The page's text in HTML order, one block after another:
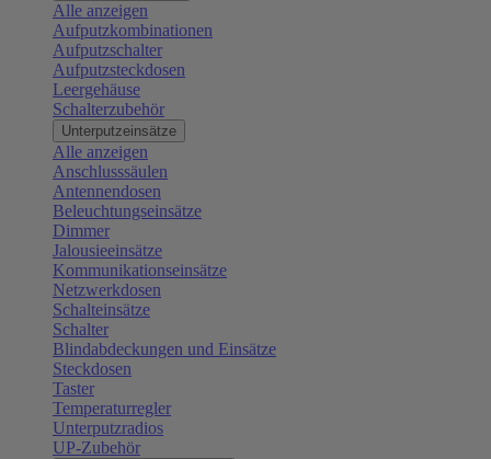
Alle anzeigen
Aufputzkombinationen
Aufputzschalter
Aufputzsteckdosen
Leergehäuse
Schalterzubehör
Unterputzeinsätze
Alle anzeigen
Anschlusssäulen
Antennendosen
Beleuchtungseinsätze
Dimmer
Jalousieeinsätze
Kommunikationseinsätze
Netzwerkdosen
Schalteinsätze
Schalter
Blindabdeckungen und Einsätze
Steckdosen
Taster
Temperaturregler
Unterputzradios
UP-Zubehör